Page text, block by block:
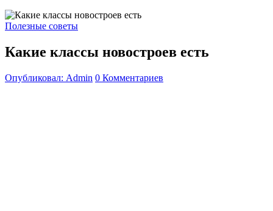
Полезные советы
Какие классы новостроев есть
Опубликовал: Admin 0 Комментариев